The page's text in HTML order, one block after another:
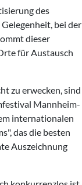
des
bei der
dieser
für Austausch
zu erwecken, sind
Mannheim-
internationalen
das die besten
Auszeichnung